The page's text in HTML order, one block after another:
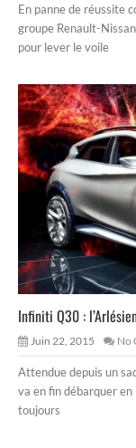
En panne de réussite
groupe Renault-
pour lever le voile
Infiniti Q30 :
Juin 22, 2015 No
Attendue depuis un
va en fin débarquer en
toujours